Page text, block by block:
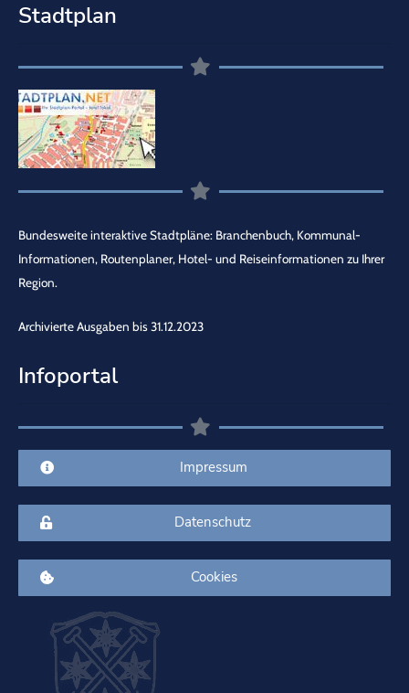
Stadtplan
Bundesweite interaktive Stadtpläne: Branchenbuch, Kommunal-
Informationen, Routenplaner, Hotel- und Reiseinformationen zu Ihrer
Region.
Archivierte Ausgaben bis 31.12.2023
Infoportal
Impressum
Datenschutz
Cookies